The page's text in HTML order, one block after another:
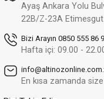
Ayaş Ankara Yolu
22B/Z-23A
Bizi Arayın 0850 555 86
Hafta içi: 09.00 -
En kısa zamanda